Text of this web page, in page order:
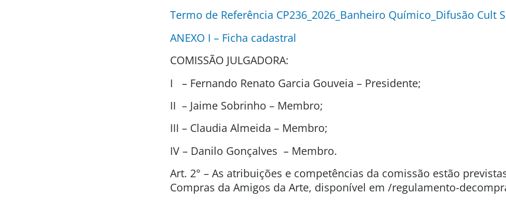
Termo de Referência CP236_2026_Banheiro Químico_Difusão Cult
ANEXO I – Ficha cadastral
COMISSÃO JULGADORA:
I – Fernando Renato Garcia Gouveia – Presidente;
II – Jaime Sobrinho – Membro;
III – Claudia Almeida – Membro;
IV – Danilo Gonçalves – Membro.
Art. 2° – As atribuições e competências da comissão estão
Compras da Amigos da Arte, disponível em /regulamento-